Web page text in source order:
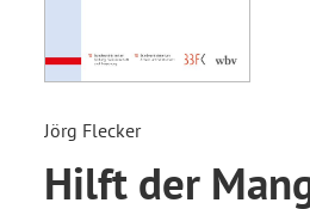
Jörg Flecker
Hilft der